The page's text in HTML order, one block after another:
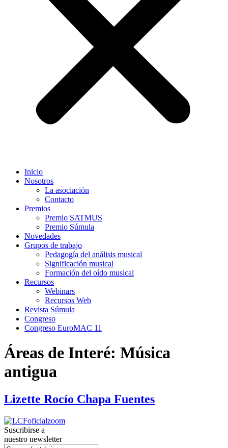
Inicio
Nosotros
La asociación
Contacto
Premios
Premio SATMUS
Premio Súmula
Novedades
Grupos de trabajo
Pedagogía del análisis musical
Significación musical
Formación del oído musical
Recursos
Webinars
Recursos Web
Revista Súmula
Congreso
Congreso EuroMAC 11
Áreas de Interé: Música
antigua
Lizette Rocío Chapa Fuentes
Suscribirse a
nuestro newsletter